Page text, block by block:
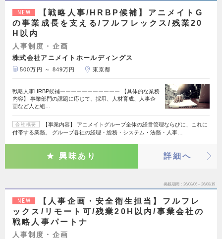
NEW
【戦略人事/HRBP候補】アニメイトG
の事業成長を支える/フルフレックス/残業20
H以内
人事制度・企画
株式会社アニメイトホールディングス
500万円 ～ 849万円 東京都
戦略人事HRBP候補ーーーーーーーーーーー 【具体的な業務
内容】 事業部門の課題に応じて、採用、人材育成、人事企
画など人と組…
会社概要
【事業内容】 アニメイトグループ全体の経営管理ならびに、これに
付帯する業務。 グループ各社の経理・総務・システム・法務・人事…
興味あり 詳細へ
掲載期間 26/08/06～26/08/19
NEW
【人事企画・安全衛生担当】フルフレ
ックス/リモート可/残業20H以内/事業会社の
戦略人事パートナ
人事制度・企画